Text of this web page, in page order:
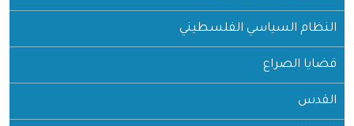
النظام السياسي الفلسطيني
قضايا الصراع
القدس